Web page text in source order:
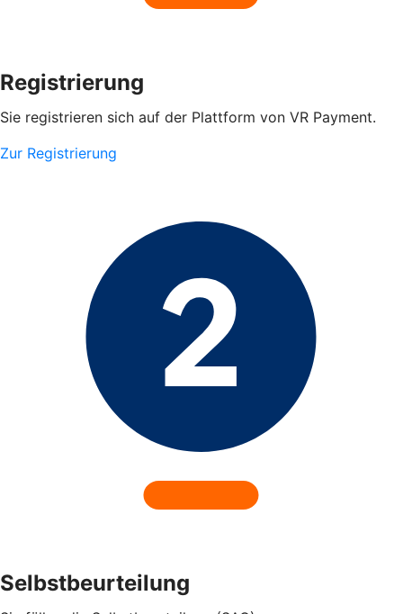
Registrierung
Sie registrieren sich auf der Plattform von VR Payment.
Zur Registrierung
Selbstbeurteilung